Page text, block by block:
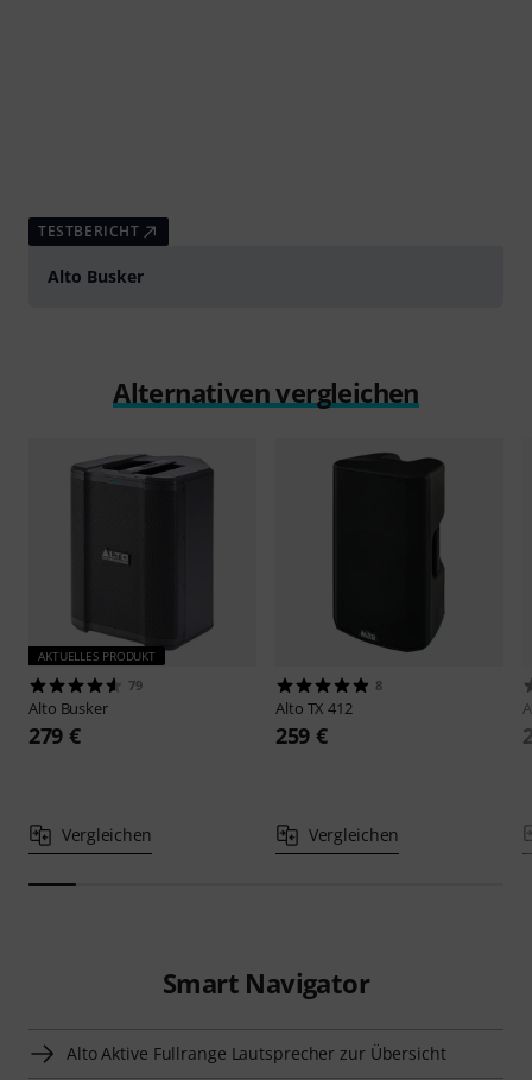
TESTBERICHT
Alto Busker
Alternativen vergleichen
AKTUELLES PRODUKT
79
Alto Busker
279 €
Vergleichen
8
Alto TX 412
259 €
Vergleichen
Smart Navigator
Alto Aktive Fullrange Lautsprecher zur Übersicht